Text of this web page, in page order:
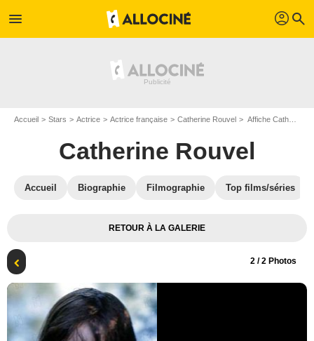
menu profil search
Accueil Stars Actrice Actrice française Catherine Rouvel Affiche Catherine Rouvel
Catherine Rouvel
Accueil Biographie Filmographie Top films/séries
RETOUR À LA GALERIE
2 / 2 Photos